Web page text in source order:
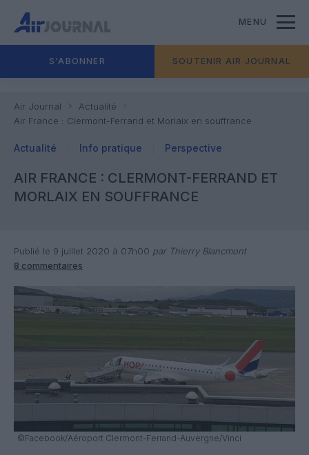
MENU
S'ABONNER SOUTENIR AIR JOURNAL
Air Journal
Actualité
Air France : Clermont-Ferrand et Morlaix en souffrance
Actualité Info pratique Perspective
AIR FRANCE : CLERMONT-FERRAND ET
MORLAIX EN SOUFFRANCE
Publié le 9 juillet 2020 à 07h00 par Thierry Blancmont
8 commentaires
©Facebook/Aéroport Clermont-Ferrand-Auvergne/Vinci